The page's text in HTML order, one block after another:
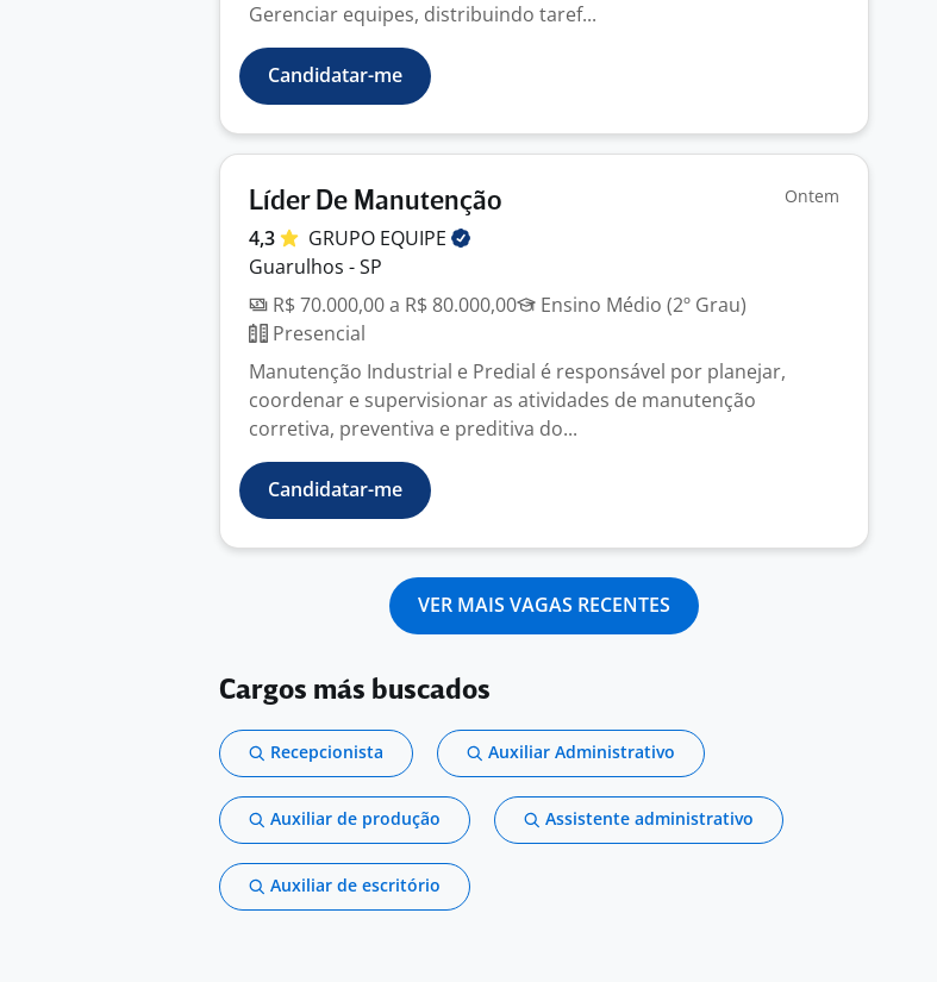
Gerenciar equipes, distribuindo taref...
Candidatar-me
Líder De Manutenção Ontem
4,3 GRUPO EQUIPE
Guarulhos - SP
R$ 70.000,00 a R$ 80.000,00
Ensino Médio (2º Grau)
Presencial
Manutenção Industrial e Predial é responsável por planejar,
coordenar e supervisionar as atividades de manutenção
corretiva, preventiva e preditiva do...
Candidatar-me
VER MAIS VAGAS RECENTES
Cargos más buscados
Recepcionista Auxiliar Administrativo
Auxiliar de produção Assistente administrativo
Auxiliar de escritório